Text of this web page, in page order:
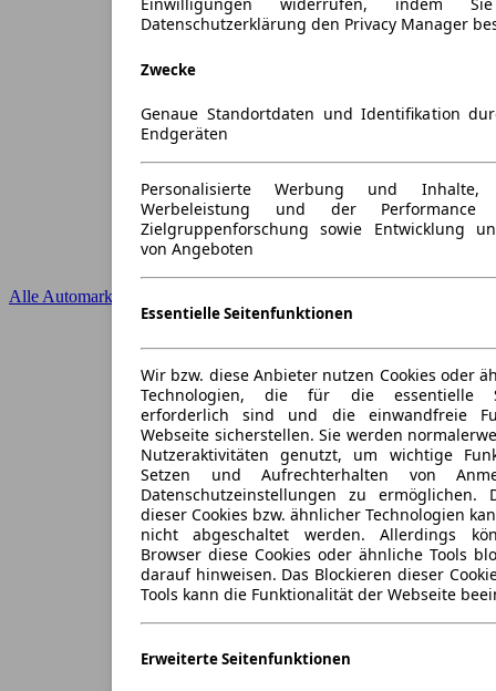
Einwilligungen widerrufen, indem
Datenschutzerklärung den Privacy Manager
Zwecke
Genaue Standortdaten und Identifikation
Endgeräten
Personalisierte Werbung und Inhalte,
Werbeleistung und der
Zielgruppenforschung sowie Entwicklung
von Angeboten
Essentielle Seitenfunktionen
Wir bzw. diese Anbieter nutzen Cookies oder
Technologien, die für die essentielle
erforderlich sind und die einwandfreie
Webseite sicherstellen. Sie werden
Nutzeraktivitäten genutzt, um wichtige
Setzen und Aufrechterhalten von
Datenschutzeinstellungen zu ermöglichen.
dieser Cookies bzw. ähnlicher Technologien
nicht abgeschaltet werden. Allerdings
Browser diese Cookies oder ähnliche Tools
darauf hinweisen. Das Blockieren dieser
Tools kann die Funktionalität der Webseite
Erweiterte Seitenfunktionen
Alle Automarken